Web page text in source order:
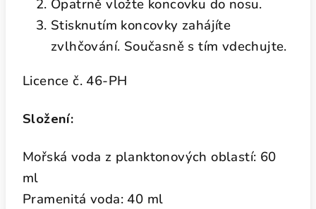
Opatrně vložte koncovku do nosu.
Stisknutím koncovky zahájíte
zvlhčování. Současně s tím vdechujte.
Licence č. 46-PH
Složení:
Mořská voda z planktonových oblastí: 60
ml
Pramenitá voda: 40 ml